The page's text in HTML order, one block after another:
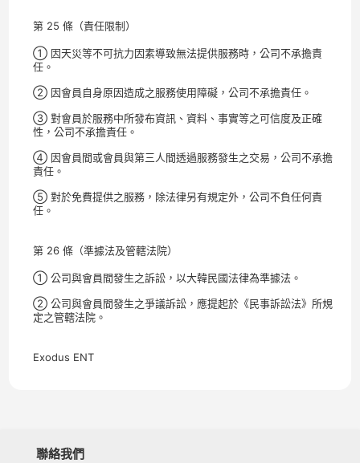
第 25 條（責任限制）
① 因天災等不可抗力因素導致無法提供服務時，公司不承擔責
任。
② 因會員自身原因造成之服務使用障礙，公司不承擔責任。
③ 對會員於服務中所發布資訊、資料、事實等之可信度及正確
性，公司不承擔責任。
④ 因會員間或會員與第三人間透過服務發生之交易，公司不承擔
責任。
⑤ 對於免費提供之服務，除法律另有規定外，公司不負任何責
任。
第 26 條（準據法及管轄法院）
① 公司與會員間發生之訴訟，以大韓民國法律為準據法。
② 公司與會員間發生之爭議訴訟，應提起於《民事訴訟法》所規
定之管轄法院。
Exodus ENT
聯絡我們